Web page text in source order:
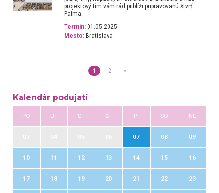
projektový tím vám rád priblíži pripravovanú štvrť
Palma.
Termín: 01.05.2025
Mesto: Bratislava
1 2 »
Kalendár podujatí
PO UT ST ŠT PI SO NE
07 08 09
10 11 12 13 14 15 16
17 18 19 20 21 22 23